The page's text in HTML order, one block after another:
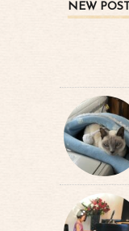
NEW POST